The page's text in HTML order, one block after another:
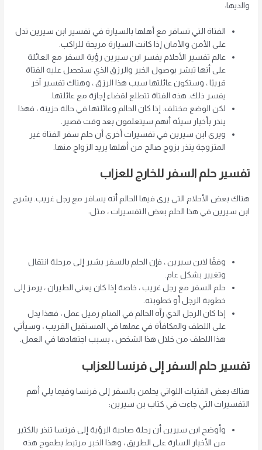
والديها:
الفتاة التي تسافر مع أهلها بالسيارة في تفسير ابن سيرين تدل
على الأمن والأمان إذا كانت السيارة مريحة للراكب.
عالم تفسير الأحلام يفسر ابن سيرين رؤية السفر مع العائلة
على أنها تبشر بوصول الخير والرزق الذي ستحصل عليه الفتاة
قريبًا ، وستكون عائلتها سبب هذا الرزق ، وهناك تفسير آخر
يفسر ذلك. هذه الفتاة تتطلع لقضاء إجازة مع عائلتها.
لكن الوضع مختلف. إذا كان الحالم وعائلتها في حالة حزينة ، فهذا
ينذر بأخبار سيئة أنهم سيتعلمون بعد وقت قصير.
ويرى ابن سيرين في تفسيرات أخرى أن حلم سفر الفتاة غير
المتزوجة ينذر بزوج صالح من أهلها يريد الزواج منها.
تفسير حلم السفر للخارج للعزاب
هناك بعض الأحلام التي يرى فيها الحالم أنه يسافر مع رجل غريب. يشرح
ابن سيرين في هذا الحلم بعض التفسيرات ، مثل:
وفقًا لابن سيرين ، فإن الحلم بالسفر يشير إلى مرحلة انتقال
وتغيير بشكل عام.
حلم السفر مع رجل غريب ، خاصة إذا كان يعني الطيران ، يرمز إلى
خطوبة الرجل أو خطوبته.
إذا كان الرجل الذي رآه الحالم في المنام زميل عمل ، فهذا يدل
على اللطف والمكافأة في عملها في المستقبل القريب ، وسيأتي
هذا اللطف من خلال هذا الشخص ، بسبب اجتهادها في العمل.
تفسير حلم السفر إلى فرنسا للعزاب
هناك بعض الفتيات اللواتي يحلمن بالسفر إلى فرنسا وفيما يلي أهم
التفسيرات التي جاءت في كتاب بن سيرين:
وأوضح ابن سيرين أن رحلة صاحبة الرؤية إلى فرنسا تنذر بالكثير
من الأخبار السارة على الطريق ، وهذا الخبر مرتبط بطموح هذه